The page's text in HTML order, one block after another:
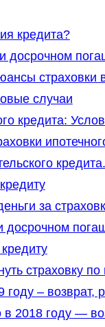
кредита?
досрочном
страховки
случаи
кредита:
за
досрочном
страховку по
– возврат,
2018 году —